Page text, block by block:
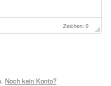
Zeichen: 0
Noch kein Konto?